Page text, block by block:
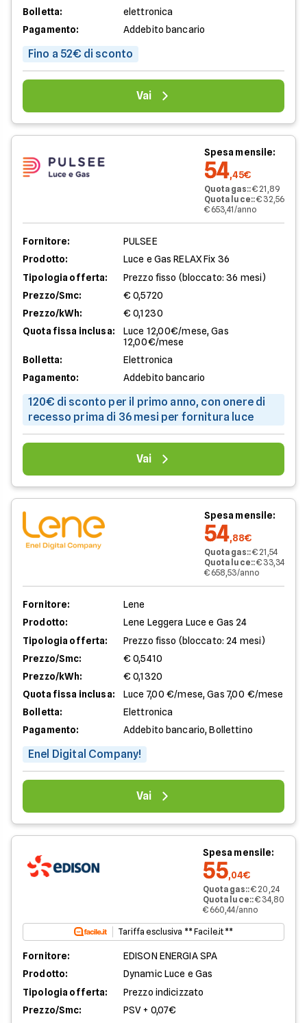
Bolletta:
elettronica
Pagamento:
Addebito bancario
Fino a 52€ di sconto
Vai
Spesa mensile:
54,45€
Quota gas::€ 21,89
Quota luce::€ 32,56
€ 653,41/anno
Fornitore:
PULSEE
Prodotto:
Luce e Gas RELAX Fix 36
Tipologia offerta:
Prezzo fisso (bloccato: 36 mesi)
Prezzo/Smc:
€ 0,5720
Prezzo/kWh:
€ 0,1230
Quota fissa inclusa:
Luce 12,00€/mese, Gas
12,00€/mese
Bolletta:
Elettronica
Pagamento:
Addebito bancario
120€ di sconto per il primo anno, con onere di
recesso prima di 36 mesi per fornitura luce
Vai
Spesa mensile:
54,88€
Quota gas::€ 21,54
Quota luce::€ 33,34
€ 658,53/anno
Fornitore:
Lene
Prodotto:
Lene Leggera Luce e Gas 24
Tipologia offerta:
Prezzo fisso (bloccato: 24 mesi)
Prezzo/Smc:
€ 0,5410
Prezzo/kWh:
€ 0,1320
Quota fissa inclusa:
Luce 7,00 €/mese, Gas 7,00 €/mese
Bolletta:
Elettronica
Pagamento:
Addebito bancario, Bollettino
Enel Digital Company!
Vai
Spesa mensile:
55,04€
Quota gas::€ 20,24
Quota luce::€ 34,80
€ 660,44/anno
Tariffa esclusiva ** Facile.it **
Fornitore:
EDISON ENERGIA SPA
Prodotto:
Dynamic Luce e Gas
Tipologia offerta:
Prezzo indicizzato
Prezzo/Smc:
PSV + 0,07€